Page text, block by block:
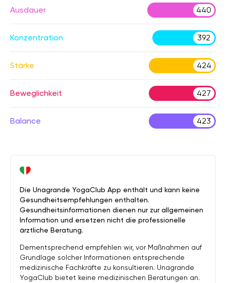
Ausdauer 440
Konzentration 392
Stärke 424
Beweglichkeit 427
Balance 423
Die Unagrande YogaClub App enthält und kann keine
Gesundheitsempfehlungen enthalten.
Gesundheitsinformationen dienen nur zur allgemeinen
Information und ersetzen nicht die professionelle
ärztliche Beratung.
Dementsprechend empfehlen wir, vor Maßnahmen auf
Grundlage solcher Informationen entsprechende
medizinische Fachkräfte zu konsultieren. Unagrande
YogaClub bietet keine medizinischen Beratungen an.